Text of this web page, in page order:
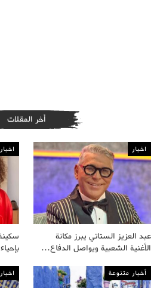
أخر المقلات
اخبار
عبد العزيز الستاتي يبرز مكانة
الأغنية الشعبية ويواصل الدفاع…
اخبار
أخبار متنوعة اخبار